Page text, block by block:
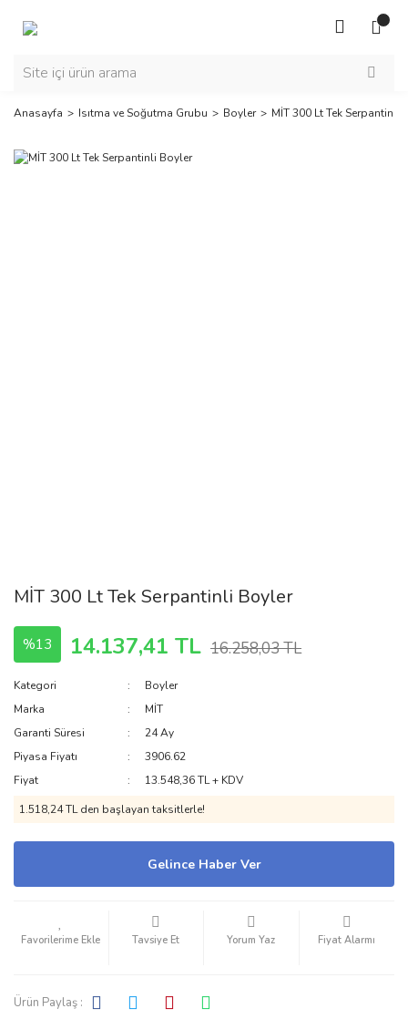
Anasayfa Isıtma ve Soğutma Grubu Boyler MİT 300 Lt Tek Serpantinli
MİT 300 Lt Tek Serpantinli Boyler
%13 14.137,41 TL 16.258,03 TL
Kategori
Boyler
Marka
MİT
Garanti Süresi
24 Ay
Piyasa Fiyatı
3906.62
Fiyat
13.548,36 TL + KDV
1.518,24 TL den başlayan taksitlerle!
Gelince Haber Ver
Tavsiye Et Yorum Yaz Fiyat Alarmı
Ürün Paylaş :